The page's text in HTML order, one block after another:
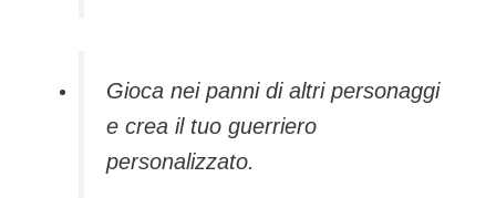
Gioca nei panni di altri personaggi
e crea il tuo guerriero
personalizzato.